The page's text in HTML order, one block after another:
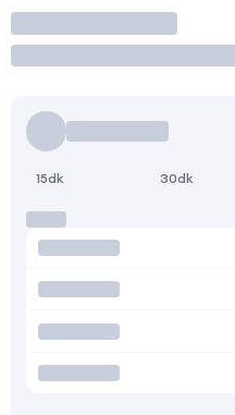
İşlem Yap
15dk 30dk